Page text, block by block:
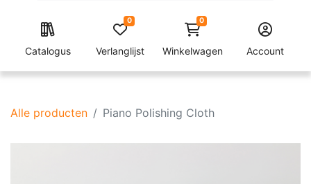
Catalogus Verlanglijst
0 0
Winkelwagen Account
Alle producten Piano Polishing Cloth